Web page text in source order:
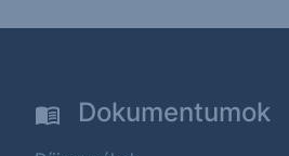
Dokumentumok